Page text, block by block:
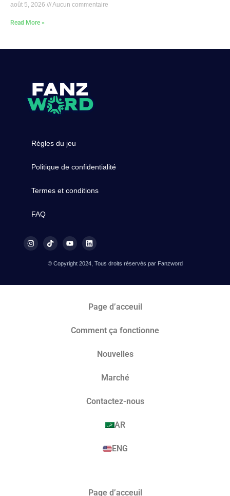
août 5, 2026 Aucun commentaire
Read More »
Règles du jeu
Politique de confidentialité
Termes et conditions
FAQ
© Copyright 2024, Tous droits réservés par Fanzword
Page d’acceuil
Comment ça fonctionne
Nouvelles
Marché​
Contactez-nous
AR
ENG
Page d’acceuil